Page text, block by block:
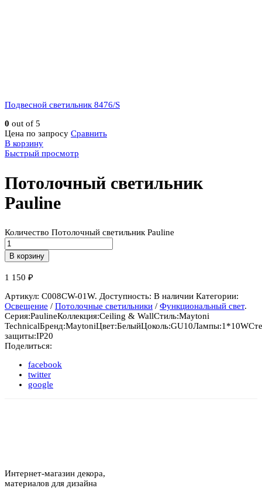
Подвесной светильник 8476/S
0 out of 5
Цена по запросу Сравнить
В корзину
Быстрый просмотр
Потолочный светильник
Pauline
Количество Потолочный светильник Pauline
В корзину
1 150 ₽
Артикул: C008CW-01W. Доступность: В наличии Категории:
Освещение / Потолочные светильники / Функциональный свет.
Серия:PaulineКоллекция:Ceiling & WallСтиль:Maytoni
TechnicalБренд:MaytoniЦвет:БелыйЦоколь:GU10Лампы:1*10W
защиты:IP20
Поделиться:
facebook
twitter
google
Интернет-магазин декора,
материалов для дизайна